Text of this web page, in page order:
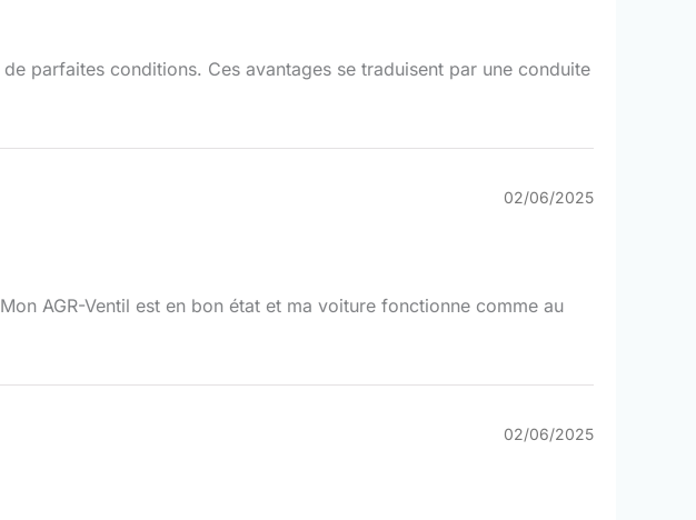
parfaites conditions. Ces avantages se traduisent par une conduite
02/06/2025
AGR-Ventil est en bon état et ma voiture fonctionne comme au
02/06/2025